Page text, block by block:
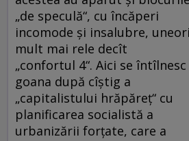
„de speculă“, cu încăperi
incomode şi insalubre, uneori
mult mai rele decît
„confortul 4“. Aici se întîlnesc
goana după cîştig a
„capitalistului hrăpăreţ“ cu
planificarea socialistă a
urbanizării forţate, care a